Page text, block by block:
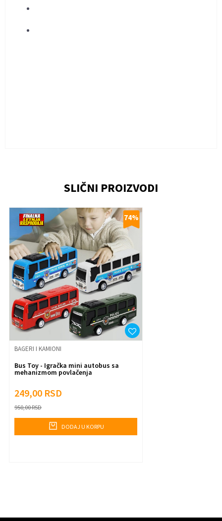
Poruka
Anti-spam zaštita - izračunajte koliko je 4 + 1 :
SLIČNI PROIZVODI
74%
BAGERI I KAMIONI
Bus Toy - Igračka mini autobus sa
mehanizmom povlačenja
249,00 RSD
950,00RSD
DODAJ U KORPU